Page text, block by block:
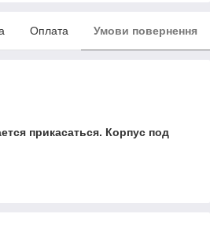
Оплата Умови повернення
прикасаться. Корпус под